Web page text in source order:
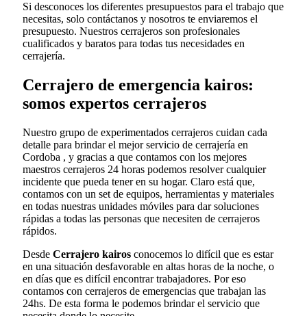
Si desconoces los diferentes presupuestos para el trabajo que
necesitas, solo contáctanos y nosotros te enviaremos el
presupuesto. Nuestros cerrajeros son profesionales
cualificados y baratos para todas tus necesidades en
cerrajería.
Cerrajero de emergencia kairos:
somos expertos cerrajeros
Nuestro grupo de experimentados cerrajeros cuidan cada
detalle para brindar el mejor servicio de cerrajería en
Cordoba , y gracias a que contamos con los mejores
maestros cerrajeros 24 horas podemos resolver cualquier
incidente que pueda tener en su hogar. Claro está que,
contamos con un set de equipos, herramientas y materiales
en todas nuestras unidades móviles para dar soluciones
rápidas a todas las personas que necesiten de cerrajeros
rápidos.
Desde Cerrajero kairos conocemos lo difícil que es estar
en una situación desfavorable en altas horas de la noche, o
en días que es difícil encontrar trabajadores. Por eso
contamos con cerrajeros de emergencias que trabajan las
24hs. De esta forma le podemos brindar el servicio que